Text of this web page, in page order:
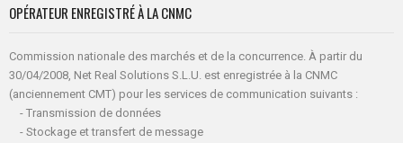
OPÉRATEUR ENREGISTRÉ À LA CNMC
Commission nationale des marchés et de la concurrence. À partir du
30/04/2008, Net Real Solutions S.L.U. est enregistrée à la CNMC
(anciennement CMT) pour les services de communication suivants :
- Transmission de données
- Stockage et transfert de message